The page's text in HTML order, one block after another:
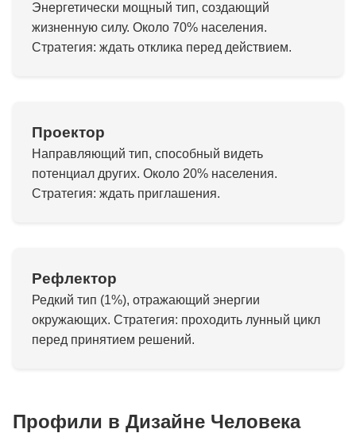
Энергетически мощный тип, создающий
жизненную силу. Около 70% населения.
Стратегия: ждать отклика перед действием.
Проектор
Направляющий тип, способный видеть
потенциал других. Около 20% населения.
Стратегия: ждать приглашения.
Рефлектор
Редкий тип (1%), отражающий энергии
окружающих. Стратегия: проходить лунный цикл
перед принятием решений.
Профили в Дизайне Человека